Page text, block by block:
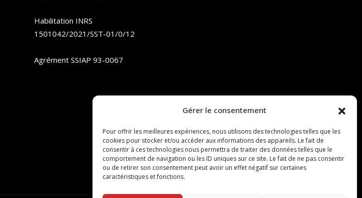
Gérer le consentement
Pour offrir les meilleures expériences, nous utilisons des technologies telles que les
cookies pour stocker et/ou accéder aux informations des appareils. Le fait de
consentir à ces technologies nous permettra de traiter des données telles que le
comportement de navigation ou les ID uniques sur ce site. Le fait de ne pas consentir
ou de retirer son consentement peut avoir un effet négatif sur certaines
caractéristiques et fonctions.
Habilitation INRS
1501042/2021/SST-01/0/12
Agrément SSIAP 93-0067